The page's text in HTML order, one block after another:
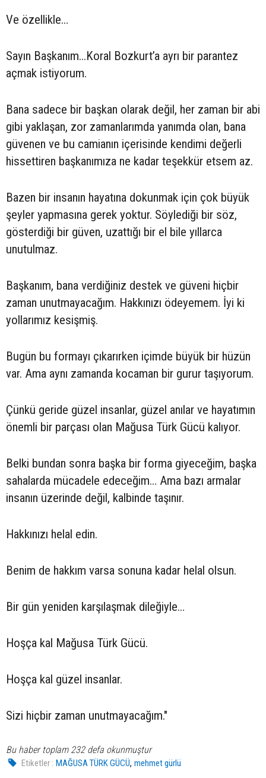
Ve özellikle…
Sayın Başkanım...Koral Bozkurt’a ayrı bir parantez
açmak istiyorum.
Bana sadece bir başkan olarak değil, her zaman bir abi
gibi yaklaşan, zor zamanlarımda yanımda olan, bana
güvenen ve bu camianın içerisinde kendimi değerli
hissettiren başkanımıza ne kadar teşekkür etsem az.
Bazen bir insanın hayatına dokunmak için çok büyük
şeyler yapmasına gerek yoktur. Söylediği bir söz,
gösterdiği bir güven, uzattığı bir el bile yıllarca
unutulmaz.
Başkanım, bana verdiğiniz destek ve güveni hiçbir
zaman unutmayacağım. Hakkınızı ödeyemem. İyi ki
yollarımız kesişmiş.
Bugün bu formayı çıkarırken içimde büyük bir hüzün
var. Ama aynı zamanda kocaman bir gurur taşıyorum.
Çünkü geride güzel insanlar, güzel anılar ve hayatımın
önemli bir parçası olan Mağusa Türk Gücü kalıyor.
Belki bundan sonra başka bir forma giyeceğim, başka
sahalarda mücadele edeceğim… Ama bazı armalar
insanın üzerinde değil, kalbinde taşınır.
Hakkınızı helal edin.
Benim de hakkım varsa sonuna kadar helal olsun.
Bir gün yeniden karşılaşmak dileğiyle…
Hoşça kal Mağusa Türk Gücü.
Hoşça kal güzel insanlar.
Sizi hiçbir zaman unutmayacağım."
Bu haber toplam 232 defa okunmuştur
Etiketler : MAĞUSA TÜRK GÜCÜ,mehmet gürlü